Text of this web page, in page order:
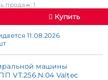
продаж: 1
Купить
11.08.2026
машины
VT.256.N.04 Valtec